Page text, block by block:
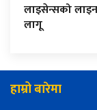
लाइसेन्सको
लागू
हाम्रो बारेमा